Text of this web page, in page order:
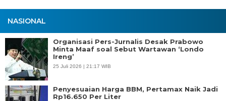
NASIONAL
Organisasi Pers-Jurnalis Desak Prabowo
Minta Maaf soal Sebut Wartawan ‘Londo
Ireng’
25 Juli 2026 | 21:17 WIB
Penyesuaian Harga BBM, Pertamax Naik Jadi
Rp16.650 Per Liter